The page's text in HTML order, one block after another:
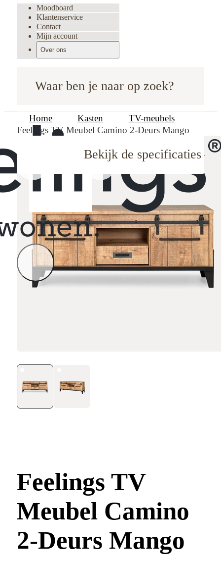
Waar ben je naar op zoek?
Moodboard
Klantenservice
Contact
Mijn account
Over ons
Home Kasten
TV-meubels
Feelings TV Meubel Camino 2-Deurs Mango
Bekijk de specificaties
Feelings TV
Meubel Camino
2-Deurs Mango